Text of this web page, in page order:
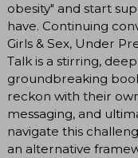
obesity" and start
have. Continuing
Girls & Sex, Under
Talk is a stirring,
groundbreaking
reckon with their
messaging, and
navigate this
an alternative